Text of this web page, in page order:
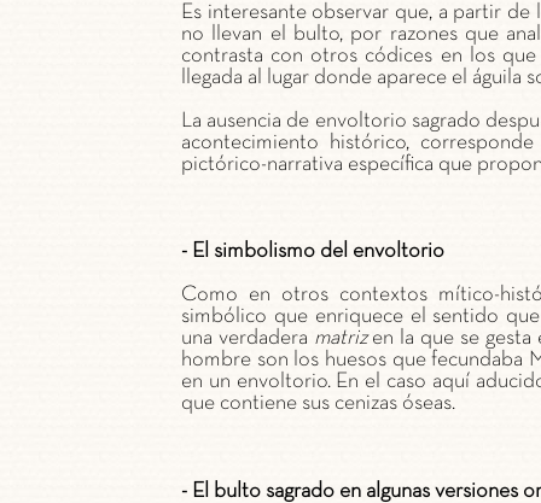
Es interesante observar que, a partir de
no llevan el bulto, por razones que
contrasta con otros códices en los
llegada al lugar donde aparece el águila
La ausencia de envoltorio sagrado
acontecimiento histórico,
pictórico-narrativa específica que
- El simbolismo del envoltorio
Como en otros contextos mítico-
simbólico que enriquece el sentido
una verdadera matrizen la que se gesta
hombre son los huesos que
en un envoltorio. En el caso aquí
que contiene sus cenizas óseas.
- El bulto sagrado en algunas versiones